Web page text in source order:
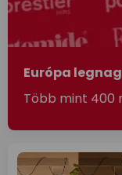
Európa
Több mint 400